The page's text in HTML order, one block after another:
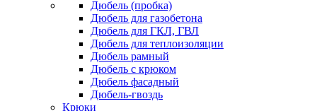
Дюбель (пробка)
Дюбель для газобетона
Дюбель для ГКЛ, ГВЛ
Дюбель для теплоизоляции
Дюбель рамный
Дюбель с крюком
Дюбель фасадный
Дюбель-гвоздь
Крюки